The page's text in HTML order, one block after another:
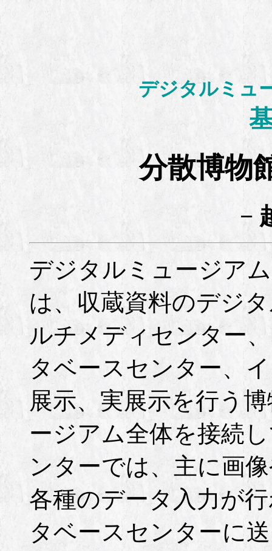
デジタルミュ
分散博物
−
デジタルミュージア
は、収蔵資料のデジ
ルチメディセンター
タベースセンター、
展示、実展示を行う
ージアム全体を接続
ンターでは、主に画
各種のデータ入力が
タベースセンターに